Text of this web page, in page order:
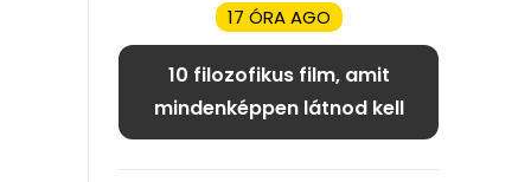
17 ÓRA AGO
10 filozofikus film, amit
mindenképpen látnod kell